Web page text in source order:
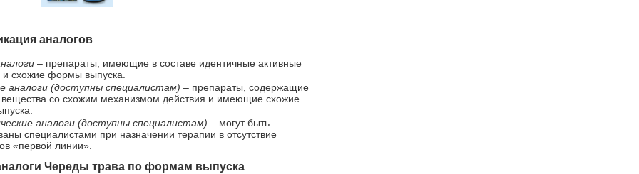
аналогов
– препараты, имеющие в составе идентичные активные
и схожие формы выпуска.
аналоги (доступны специалистам) – препараты, содержащие
вещества со схожим механизмом действия и имеющие схожие
аналоги (доступны специалистам) – могут быть
специалистами при назначении терапии в отсутствие
«первой линии».
Череды трава по формам выпуска